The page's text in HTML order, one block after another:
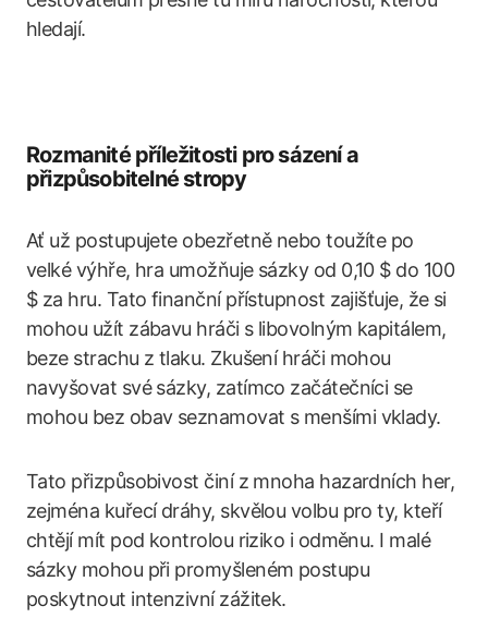
hledají.
Rozmanité příležitosti pro sázení a
přizpůsobitelné stropy
Ať už postupujete obezřetně nebo toužíte po
velké výhře, hra umožňuje sázky od 0,10 $ do 100
$ za hru. Tato finanční přístupnost zajišťuje, že si
mohou užít zábavu hráči s libovolným kapitálem,
beze strachu z tlaku. Zkušení hráči mohou
navyšovat své sázky, zatímco začátečníci se
mohou bez obav seznamovat s menšími vklady.
Tato přizpůsobivost činí z mnoha hazardních her,
zejména kuřecí dráhy, skvělou volbu pro ty, kteří
chtějí mít pod kontrolou riziko i odměnu. I malé
sázky mohou při promyšleném postupu
poskytnout intenzivní zážitek.